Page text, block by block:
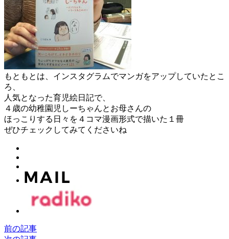
もともとは、インスタグラムでマンガをアップしていたとこ
ろ、
人気となった育児絵日記で、
４歳の幼稚園児しーちゃんとお母さんの
ほっこりする日々を４コマ漫画形式で描いた１冊
ぜひチェックしてみてくださいね
前の記事